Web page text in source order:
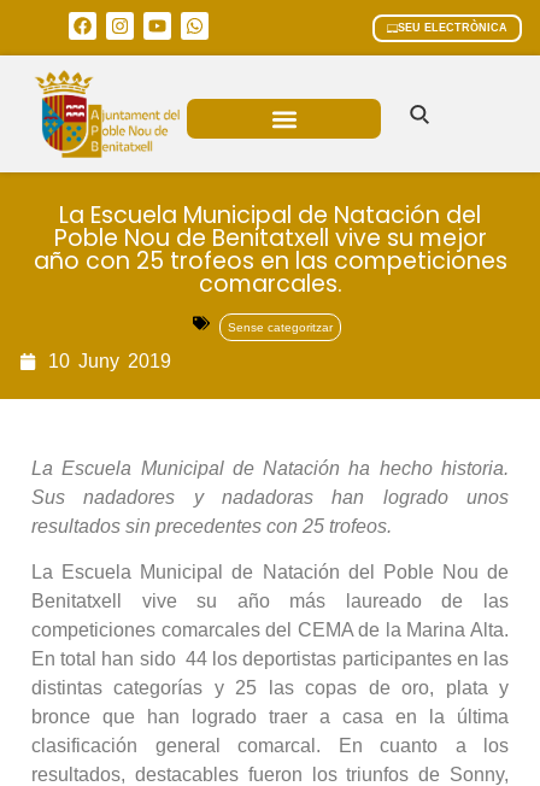
SEU ELECTRÒNICA
La Escuela Municipal de Natación del
Poble Nou de Benitatxell vive su mejor
año con 25 trofeos en las competiciones
comarcales.
Sense categoritzar
10 Juny 2019
La Escuela Municipal de Natación ha hecho historia.
Sus nadadores y nadadoras han logrado unos
resultados sin precedentes con 25 trofeos.
La Escuela Municipal de Natación del Poble Nou de
Benitatxell vive su año más laureado de las
competiciones comarcales del CEMA de la Marina Alta.
En total han sido 44 los deportistas participantes en las
distintas categorías y 25 las copas de oro, plata y
bronce que han logrado traer a casa en la última
clasificación general comarcal. En cuanto a los
resultados, destacables fueron los triunfos de Sonny,